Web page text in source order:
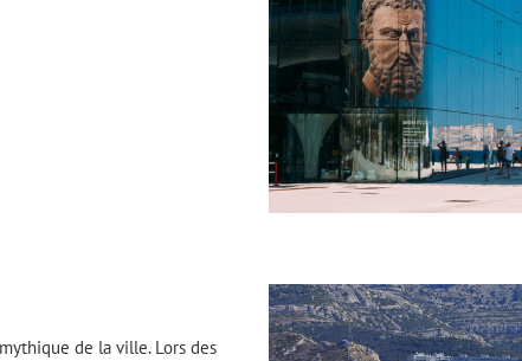
de la ville. Lors des